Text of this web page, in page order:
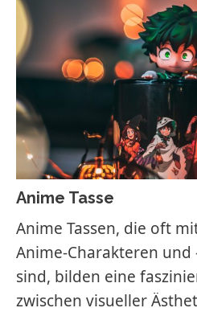
Anime Tasse
Anime Tassen, die oft
Anime-Charakteren und
sind, bilden eine
zwischen visueller